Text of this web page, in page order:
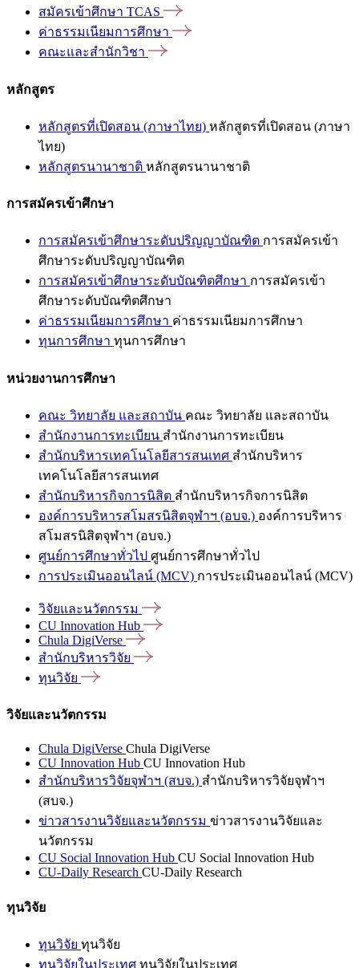
สมัครเข้าศึกษา TCAS
ค่าธรรมเนียมการศึกษา
คณะและสำนักวิชา
หลักสูตร
หลักสูตรที่เปิดสอน (ภาษาไทย) หลักสูตรที่เปิดสอน (ภาษา
ไทย)
หลักสูตรนานาชาติ หลักสูตรนานาชาติ
การสมัครเข้าศึกษา
การสมัครเข้าศึกษาระดับปริญญาบัณฑิต การสมัครเข้า
ศึกษาระดับปริญญาบัณฑิต
การสมัครเข้าศึกษาระดับบัณฑิตศึกษา การสมัครเข้า
ศึกษาระดับบัณฑิตศึกษา
ค่าธรรมเนียมการศึกษา ค่าธรรมเนียมการศึกษา
ทุนการศึกษา ทุนการศึกษา
หน่วยงานการศึกษา
คณะ วิทยาลัย และสถาบัน คณะ วิทยาลัย และสถาบัน
สำนักงานการทะเบียน สำนักงานการทะเบียน
สำนักบริหารเทคโนโลยีสารสนเทศ สำนักบริหาร
เทคโนโลยีสารสนเทศ
สำนักบริหารกิจการนิสิต สำนักบริหารกิจการนิสิต
องค์การบริหารสโมสรนิสิตจุฬาฯ (อบจ.) องค์การบริหาร
สโมสรนิสิตจุฬาฯ (อบจ.)
ศูนย์การศึกษาทั่วไป ศูนย์การศึกษาทั่วไป
การประเมินออนไลน์ (MCV) การประเมินออนไลน์ (MCV)
วิจัยและนวัตกรรม
CU Innovation Hub
Chula DigiVerse
สำนักบริหารวิจัย
ทุนวิจัย
วิจัยและนวัตกรรม
Chula DigiVerse Chula DigiVerse
CU Innovation Hub CU Innovation Hub
สำนักบริหารวิจัยจุฬาฯ (สบจ.) สำนักบริหารวิจัยจุฬาฯ
(สบจ.)
ข่าวสารงานวิจัยและนวัตกรรม ข่าวสารงานวิจัยและ
นวัตกรรม
CU Social Innovation Hub CU Social Innovation Hub
CU-Daily Research CU-Daily Research
ทุนวิจัย
ทุนวิจัย ทุนวิจัย
ทุนวิจัยในประเทศ ทุนวิจัยในประเทศ